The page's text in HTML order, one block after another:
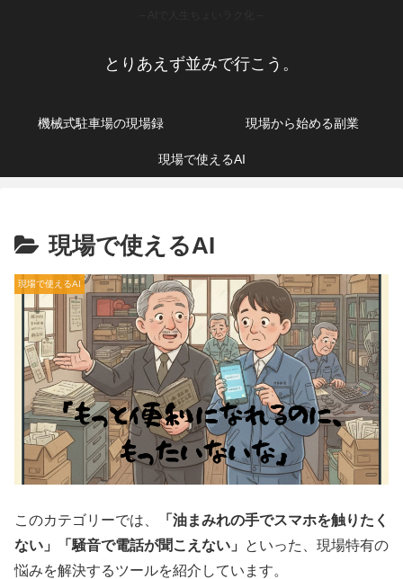
とりあえず並みで行こう。
機械式駐車場の現場録 現場から始める副業
現場で使えるAI
現場で使えるAI
現場で使えるAI
このカテゴリーでは、
「油まみれの手でスマホを触りたく
ない」「騒音で電話が聞こえない」
といった、現場特有の
悩みを解決するツールを紹介しています。